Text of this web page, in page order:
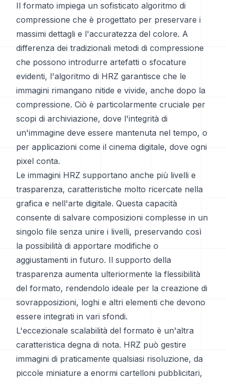
Il formato impiega un sofisticato algoritmo di
compressione che è progettato per preservare i
massimi dettagli e l'accuratezza del colore. A
differenza dei tradizionali metodi di compressione
che possono introdurre artefatti o sfocature
evidenti, l'algoritmo di HRZ garantisce che le
immagini rimangano nitide e vivide, anche dopo la
compressione. Ciò è particolarmente cruciale per
scopi di archiviazione, dove l'integrità di
un'immagine deve essere mantenuta nel tempo, o
per applicazioni come il cinema digitale, dove ogni
pixel conta.
Le immagini HRZ supportano anche più livelli e
trasparenza, caratteristiche molto ricercate nella
grafica e nell'arte digitale. Questa capacità
consente di salvare composizioni complesse in un
singolo file senza unire i livelli, preservando così
la possibilità di apportare modifiche o
aggiustamenti in futuro. Il supporto della
trasparenza aumenta ulteriormente la flessibilità
del formato, rendendolo ideale per la creazione di
sovrapposizioni, loghi e altri elementi che devono
essere integrati in vari sfondi.
L'eccezionale scalabilità del formato è un'altra
caratteristica degna di nota. HRZ può gestire
immagini di praticamente qualsiasi risoluzione, da
piccole miniature a enormi cartelloni pubblicitari,